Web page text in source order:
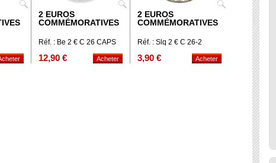
2 EUROS
COMMÉMORATIVES
Réf. : Be 2 € C 26 CAPS
12,90 €
2 EUROS
COMMÉMORATIVES
Réf. : Slq 2 € C 26-2
3,90 €